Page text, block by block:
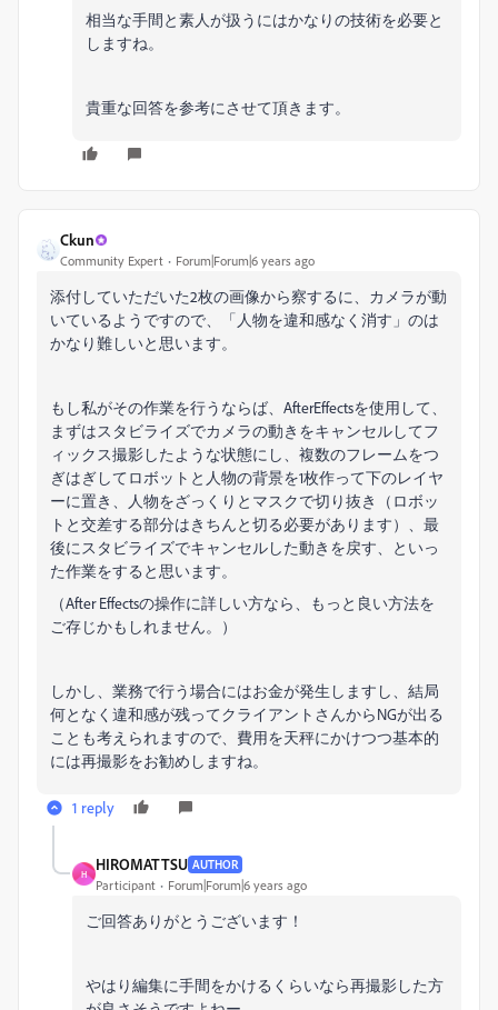
相当な手間と素人が扱うにはかなりの技術を必要と
しますね。
貴重な回答を参考にさせて頂きます。
Ckun
Community Expert Forum|Forum|6 years ago
添付していただいた2枚の画像から察するに、カメラが動
いているようですので、「人物を違和感なく消す」のは
かなり難しいと思います。
もし私がその作業を行うならば、AfterEffectsを使用して、
まずはスタビライズでカメラの動きをキャンセルしてフ
ィックス撮影したような状態にし、複数のフレームをつ
ぎはぎしてロボットと人物の背景を1枚作って下のレイヤ
ーに置き、人物をざっくりとマスクで切り抜き（ロボッ
トと交差する部分はきちんと切る必要があります）、最
後にスタビライズでキャンセルした動きを戻す、といっ
た作業をすると思います。
（After Effectsの操作に詳しい方なら、もっと良い方法を
ご存じかもしれません。）
しかし、業務で行う場合にはお金が発生しますし、結局
何となく違和感が残ってクライアントさんからNGが出る
ことも考えられますので、費用を天秤にかけつつ基本的
には再撮影をお勧めしますね。
1 reply
H
HIROMATTSU AUTHOR
Participant Forum|Forum|6 years ago
ご回答ありがとうございます！
やはり編集に手間をかけるくらいなら再撮影した方